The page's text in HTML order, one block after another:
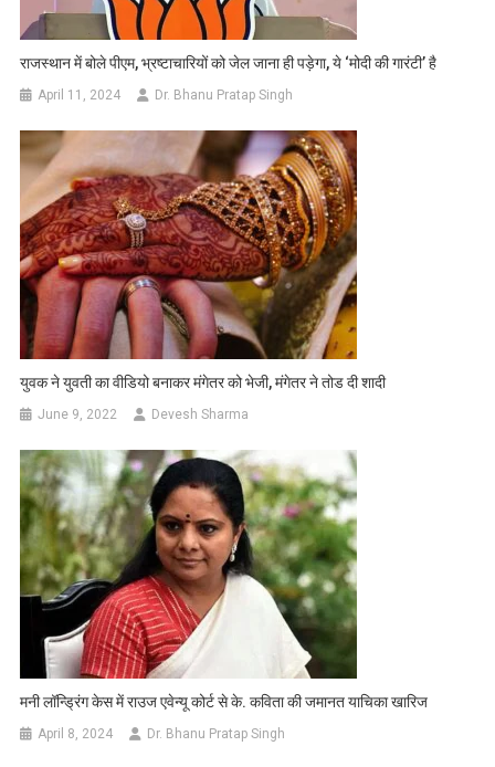
राजस्थान में बोले पीएम, भ्रष्टाचारियों को जेल जाना ही पड़ेगा, ये ‘मोदी की गारंटी’ है
April 11, 2024 Dr. Bhanu Pratap Singh
युवक ने युवती का वीडियो बनाकर मंगेतर को भेजी, मंगेतर ने तोड दी शादी
June 9, 2022 Devesh Sharma
मनी लॉन्ड्रिंग केस में राउज एवेन्यू कोर्ट से के. कविता की जमानत याचिका खारिज
April 8, 2024 Dr. Bhanu Pratap Singh